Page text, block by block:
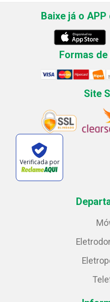
Baixe já o
Formas
Site
Verificada por